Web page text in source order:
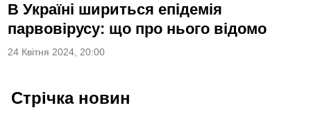
В Україні шириться епідемія
парвовірусу: що про нього відомо
24 Квітня 2024, 20:00
Стрічка новин